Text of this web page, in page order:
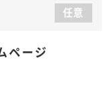
任意
ページ